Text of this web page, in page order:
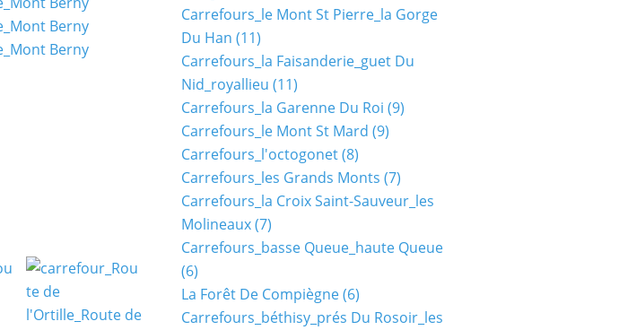
Carrefours_le Mont St Pierre_la Gorge
Du Han (11)
Carrefours_la Faisanderie_guet Du
Nid_royallieu (11)
Carrefours_la Garenne Du Roi (9)
Carrefours_le Mont St Mard (9)
Carrefours_l'octogonet(8)
Carrefours_les Grands Monts (7)
Carrefours_la Croix Saint-Sauveur_les
Molineaux(7)
Carrefours_basse Queue_haute Queue
(6)
La Forêt De Compiègne(6)
Carrefours_béthisy_prés Du Rosoir_les